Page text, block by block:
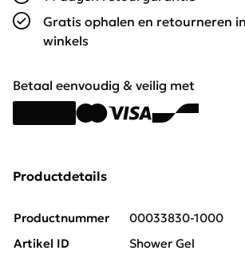
Gratis ophalen en retourneren
winkels
Betaal eenvoudig & veilig met
Productdetails
Productnummer
00033830-1000
Artikel ID
Shower Gel